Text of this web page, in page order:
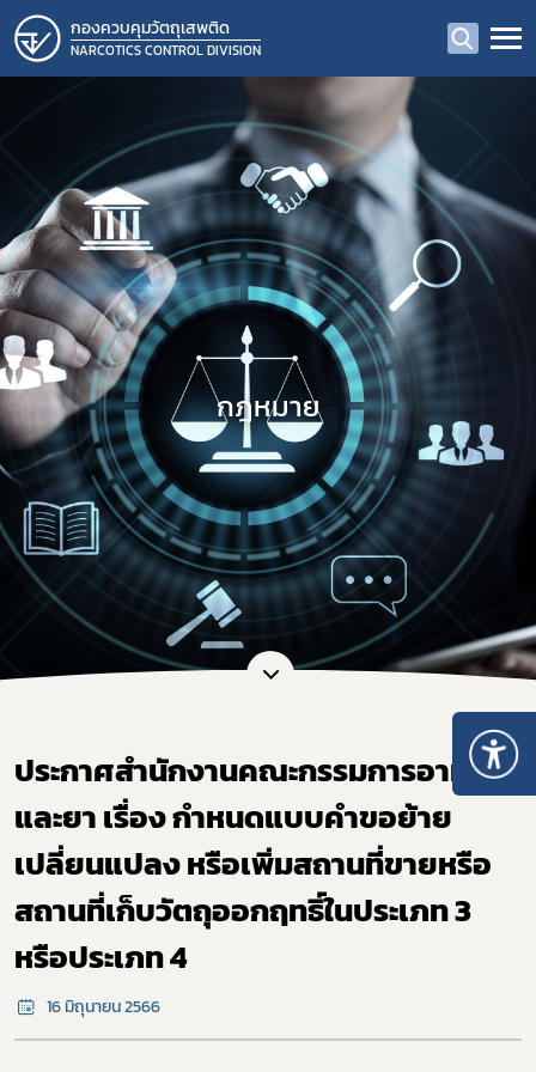
กองควบคุมวัตถุเสพติด
NARCOTICS CONTROL DIVISION
กฎหมาย
ประกาศสํานักงานคณะกรรมการอาหาร
และยา เรื่อง กำหนดแบบคำขอย้าย
เปลี่ยนแปลง หรือเพิ่มสถานที่ขายหรือ
สถานที่เก็บวัตถุออกฤทธิ์ในประเภท 3
หรือประเภท 4
16 มิถุนายน 2566